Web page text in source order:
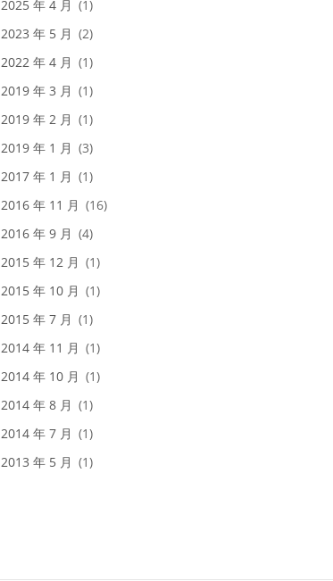
2025 年 4 月 (1)
2023 年 5 月 (2)
2022 年 4 月 (1)
2019 年 3 月 (1)
2019 年 2 月 (1)
2019 年 1 月 (3)
2017 年 1 月 (1)
2016 年 11 月 (16)
2016 年 9 月 (4)
2015 年 12 月 (1)
2015 年 10 月 (1)
2015 年 7 月 (1)
2014 年 11 月 (1)
2014 年 10 月 (1)
2014 年 8 月 (1)
2014 年 7 月 (1)
2013 年 5 月 (1)